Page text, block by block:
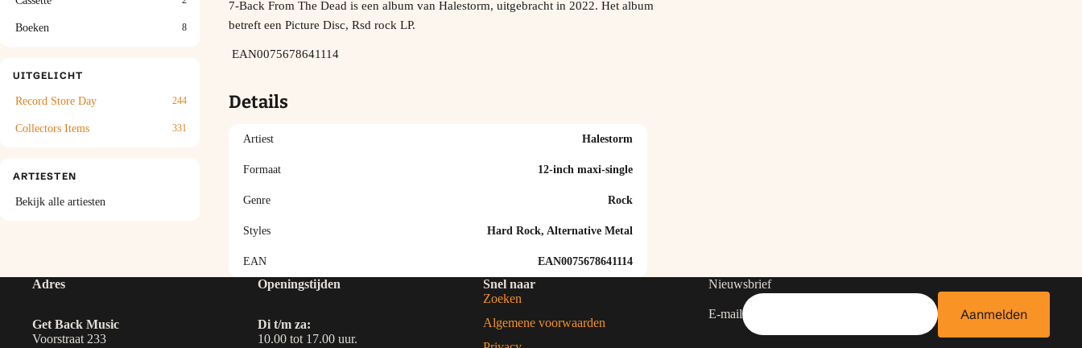
Boeken 8
UITGELICHT
Record Store Day 244
Collectors Items 331
ARTIESTEN
Bekijk alle artiesten
7-Back From The Dead is een album van Halestorm, uitgebracht in 2022. Het album
betreft een Picture Disc, Rsd rock LP.
EAN0075678641114
Details
Artiest Halestorm
Formaat 12-inch maxi-single
Genre Rock
Styles Hard Rock, Alternative Metal
EAN EAN0075678641114
Adres
Get Back Music
Voorstraat 233
Openingstijden
Di t/m za:
10.00 tot 17.00 uur.
Snel naar
Zoeken
Algemene voorwaarden
Nieuwsbrief
E-mail Aanmelden